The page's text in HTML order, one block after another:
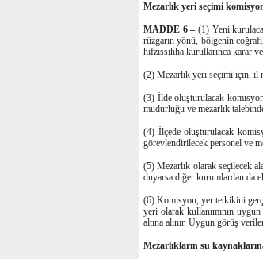
Mezarlık yeri seçimi
MADDE 6 – (1) Yeni
rüzgarın yönü, bölgenin
hıfzıssıhha kurullarınca karar
(2) Mezarlık yeri seçimi için, il
(3) İlde oluşturulacak
müdürlüğü ve mezarlık
(4) İlçede oluşturulacak
görevlendirilecek personel ve
(5) Mezarlık olarak seçilecek
duyarsa diğer kurumlardan da
(6) Komisyon, yer tetkikini
yeri olarak kullanımının
altına alınır. Uygun görüş
Mezarlıkların su